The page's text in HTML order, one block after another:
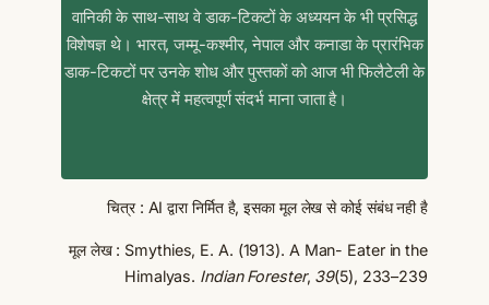
वानिकी के साथ-साथ वे डाक-टिकटों के अध्ययन के भी प्रसिद्ध
विशेषज्ञ थे। भारत, जम्मू-कश्मीर, नेपाल और कनाडा के प्रारंभिक
डाक-टिकटों पर उनके शोध और पुस्तकों को आज भी फिलैटेली के
क्षेत्र में महत्वपूर्ण संदर्भ माना जाता है।
चित्र : AI द्वारा निर्मित है, इसका मूल लेख से कोई संबंध नही है
मूल लेख : Smythies, E. A. (1913). A Man- Eater in the
Himalyas. Indian Forester, 39(5), 233–239